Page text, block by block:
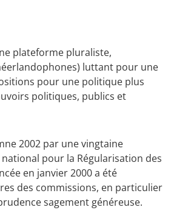
plateforme pluraliste,
luttant pour une
pour une politique plus
politiques, publics et
2002 par une vingtaine
pour la Régularisation des
en janvier 2000 a été
des commissions, en particulier
sagement généreuse.